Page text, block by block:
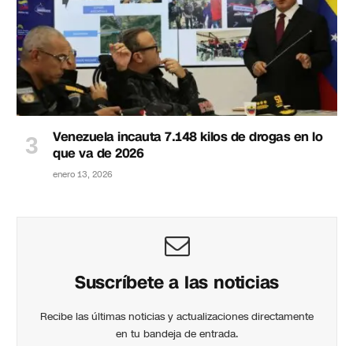
Venezuela incauta 7.148 kilos de drogas en lo
que va de 2026
enero 13, 2026
Suscríbete a las noticias
Recibe las últimas noticias y actualizaciones directamente
en tu bandeja de entrada.